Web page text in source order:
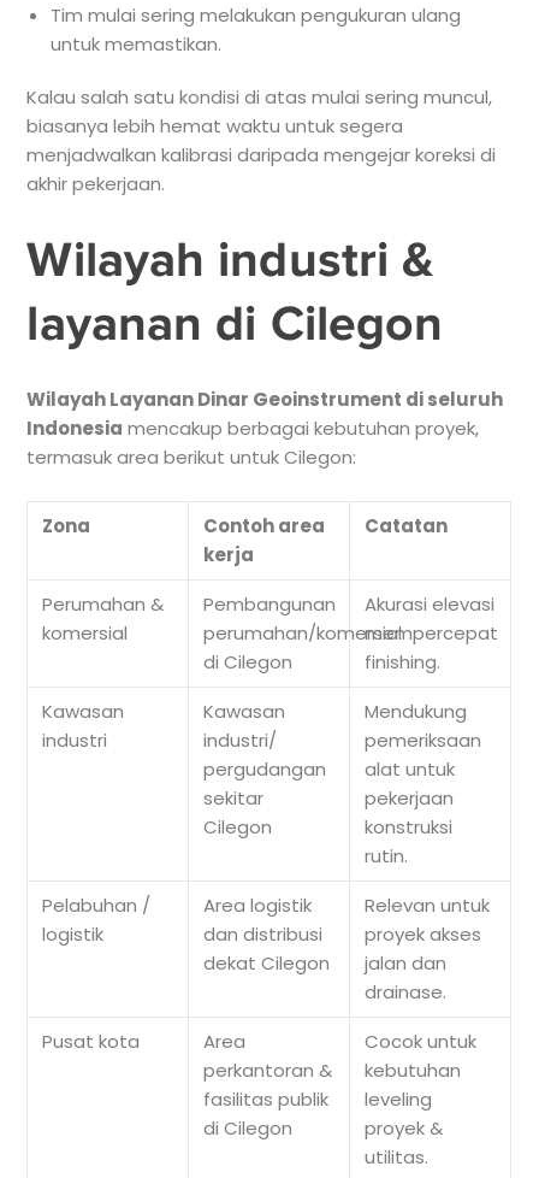
Tim mulai sering melakukan pengukuran ulang
untuk memastikan.
Kalau salah satu kondisi di atas mulai sering muncul,
biasanya lebih hemat waktu untuk segera
menjadwalkan kalibrasi daripada mengejar koreksi di
akhir pekerjaan.
Wilayah industri &
layanan di Cilegon
Wilayah Layanan Dinar Geoinstrument di seluruh
Indonesia mencakup berbagai kebutuhan proyek,
termasuk area berikut untuk Cilegon:
Zona
Contoh area
kerja
Catatan
Perumahan &
komersial
Pembangunan
perumahan/komersial
di Cilegon
Akurasi elevasi
mempercepat
finishing.
Kawasan
industri
Kawasan
industri/
pergudangan
sekitar
Cilegon
Mendukung
pemeriksaan
alat untuk
pekerjaan
konstruksi
rutin.
Pelabuhan /
logistik
Area logistik
dan distribusi
dekat Cilegon
Relevan untuk
proyek akses
jalan dan
drainase.
Pusat kota
Area
perkantoran &
fasilitas publik
di Cilegon
Cocok untuk
kebutuhan
leveling
proyek &
utilitas.